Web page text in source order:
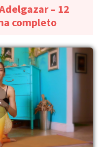
– 12
completo